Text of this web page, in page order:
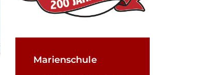
Marienschule